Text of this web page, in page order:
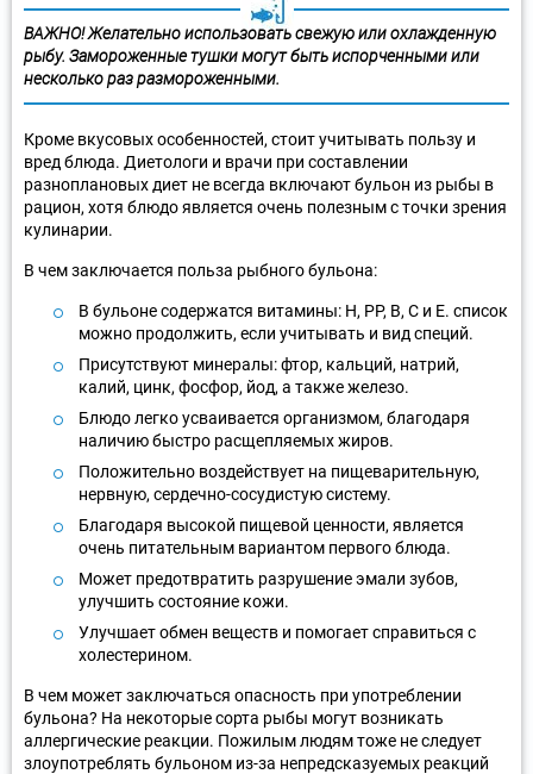
ВАЖНО!Желательно использовать свежую или охлажденную
рыбу. Замороженные тушки могут быть испорченными или
несколько раз размороженными.
Кроме вкусовых особенностей, стоит учитывать пользу и
вред блюда. Диетологи и врачи при составлении
разноплановых диет не всегда включают бульон из рыбы в
рацион, хотя блюдо является очень полезным с точки зрения
кулинарии.
В чем заключается польза рыбного бульона:
В бульоне содержатся витамины: Н, РР, В, С и Е. список
можно продолжить, если учитывать и вид специй.
Присутствуют минералы: фтор, кальций, натрий,
калий, цинк, фосфор, йод, а также железо.
Блюдо легко усваивается организмом, благодаря
наличию быстро расщепляемых жиров.
Положительно воздействует на пищеварительную,
нервную, сердечно-сосудистую систему.
Благодаря высокой пищевой ценности, является
очень питательным вариантом первого блюда.
Может предотвратить разрушение эмали зубов,
улучшить состояние кожи.
Улучшает обмен веществ и помогает справиться с
холестерином.
В чем может заключаться опасность при употреблении
бульона? На некоторые сорта рыбы могут возникать
аллергические реакции. Пожилым людям тоже не следует
злоупотреблять бульоном из-за непредсказуемых реакций